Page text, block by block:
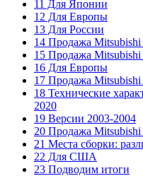
11 Для Японии
12 Для Европы
13 Для России
14 Продажа Mitsubishi
15 Продажа Mitsubishi
16 Для Европы
17 Продажа Mitsubishi
18 Технические
2020
19 Версии 2003-2004
20 Продажа Mitsubishi
21 Места сборки:
22 Для США
23 Подводим итоги